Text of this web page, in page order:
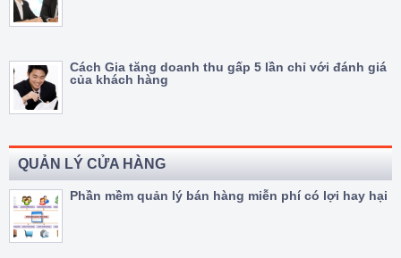
Cách Gia tăng doanh thu gấp 5 lần chỉ với đánh giá
của khách hàng
QUẢN LÝ CỬA HÀNG
Phần mềm quản lý bán hàng miễn phí có lợi hay hại